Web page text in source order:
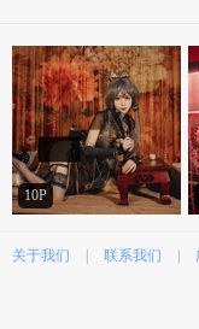
10P
关于我们 联系我们